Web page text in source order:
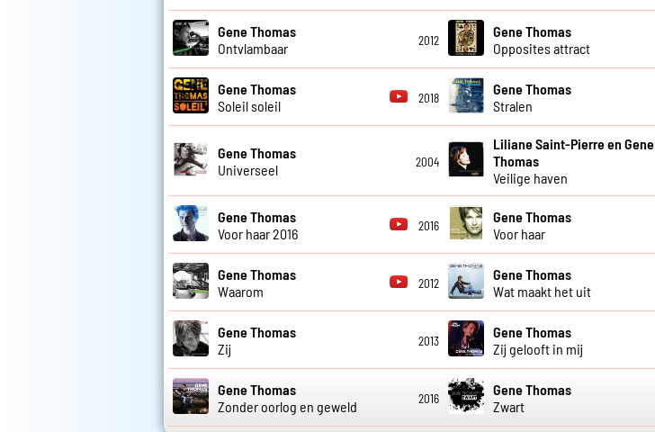
Gene Thomas
Ontvlambaar
2012
Gene Thomas
Opposites attract
Gene Thomas
Soleil soleil
2018
Gene Thomas
Stralen
Gene Thomas
Universeel
2004
Liliane Saint-Pierre en Gene
Thomas
Veilige haven
Gene Thomas
Voor haar 2016
2016
Gene Thomas
Voor haar
Gene Thomas
Waarom
2012
Gene Thomas
Wat maakt het uit
Gene Thomas
Zij
2013
Gene Thomas
Zij gelooft in mij
Gene Thomas
Zonder oorlog en geweld
2016
Gene Thomas
Zwart